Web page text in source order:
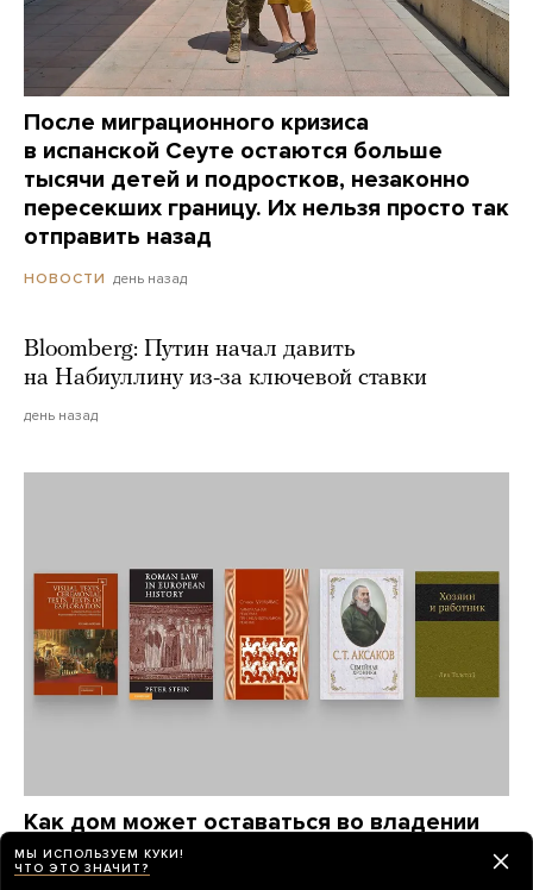
После миграционного кризиса
в испанской Сеуте остаются больше
тысячи детей и подростков, незаконно
пересекших границу. Их нельзя просто так
отправить назад
НОВОСТИ день назад
Bloomberg: Путин начал давить
на Набиуллину из-за ключевой ставки
день назад
Как дом может оставаться во владении
одной семьи 500 лет? Почему в России
так и не научились отстаивать частную
МЫ ИСПОЛЬЗУЕМ КУКИ!
ЧТО ЭТО ЗНАЧИТ?